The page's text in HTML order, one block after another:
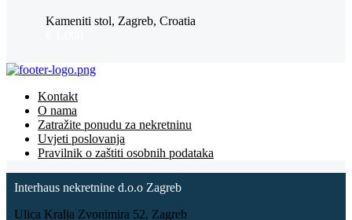
Kameniti stol, Zagreb, Croatia
Kontakt
O nama
Zatražite ponudu za nekretninu
Uvjeti poslovanja
Pravilnik o zaštiti osobnih podataka
Interhaus nekretnine d.o.o Zagreb
Ulica Kralja Zvonimira 52, Zagreb